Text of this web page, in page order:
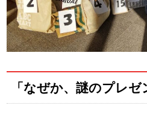
「なぜか、謎のプレゼ